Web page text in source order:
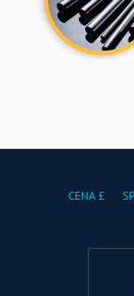
CENA £